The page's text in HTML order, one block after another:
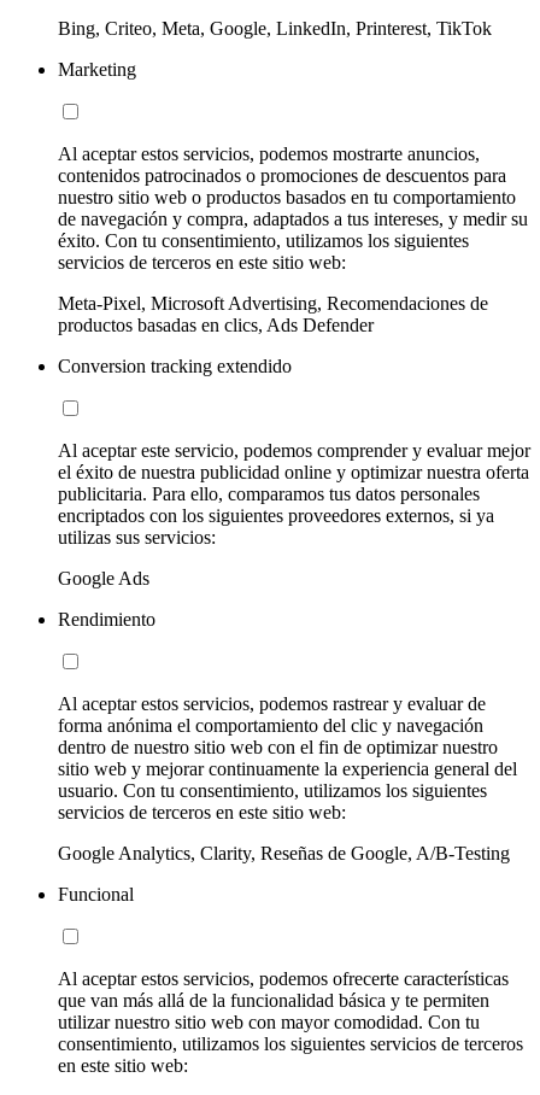
Bing, Criteo, Meta, Google, LinkedIn, Printerest, TikTok
Marketing
Al aceptar estos servicios, podemos mostrarte anuncios,
contenidos patrocinados o promociones de descuentos para
nuestro sitio web o productos basados en tu comportamiento
de navegación y compra, adaptados a tus intereses, y medir su
éxito. Con tu consentimiento, utilizamos los siguientes
servicios de terceros en este sitio web:
Meta-Pixel, Microsoft Advertising, Recomendaciones de
productos basadas en clics, Ads Defender
Conversion tracking extendido
Al aceptar este servicio, podemos comprender y evaluar mejor
el éxito de nuestra publicidad online y optimizar nuestra oferta
publicitaria. Para ello, comparamos tus datos personales
encriptados con los siguientes proveedores externos, si ya
utilizas sus servicios:
Google Ads
Rendimiento
Al aceptar estos servicios, podemos rastrear y evaluar de
forma anónima el comportamiento del clic y navegación
dentro de nuestro sitio web con el fin de optimizar nuestro
sitio web y mejorar continuamente la experiencia general del
usuario. Con tu consentimiento, utilizamos los siguientes
servicios de terceros en este sitio web:
Google Analytics, Clarity, Reseñas de Google, A/B-Testing
Funcional
Al aceptar estos servicios, podemos ofrecerte características
que van más allá de la funcionalidad básica y te permiten
utilizar nuestro sitio web con mayor comodidad. Con tu
consentimiento, utilizamos los siguientes servicios de terceros
en este sitio web: